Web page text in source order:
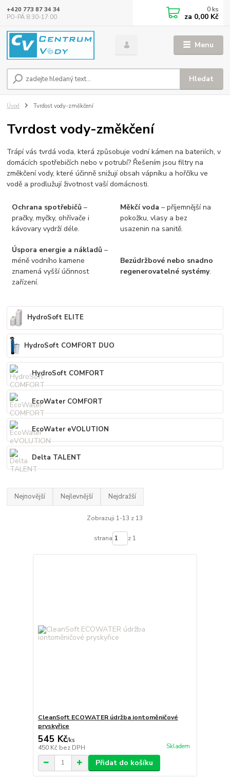
Menu
Hledat
+420 773 87 34 34
PO-PÁ 8:30-17:00
0 ks
za 0,00 Kč
Úvod Tvrdost vody-změkčení
Tvrdost vody-změkčení
Trápí vás tvrdá voda, která způsobuje vodní kámen na bateriích, v
domácích spotřebičích nebo v potrubí? Řešením jsou filtry na
změkčení vody, které účinně snižují obsah vápníku a hořčíku ve
vodě a prodlužují životnost vaší domácnosti.
Ochrana spotřebičů –
pračky, myčky, ohřívače i
kávovary vydrží déle.
Měkčí voda – příjemnější na
pokožku, vlasy a bez
usazenin na sanitě.
Úspora energie a nákladů –
méně vodního kamene
znamená vyšší účinnost
zařízení.
Bezúdržbové nebo snadno
regenerovatelné systémy.
HydroSoft ELITE
HydroSoft COMFORT DUO
HydroSoft COMFORT
EcoWater COMFORT
EcoWater eVOLUTION
Delta TALENT
Nejnovější Nejlevnější Nejdražší
Zobrazuji 1-13 z 13
strana z 1
CleanSoft ECOWATER údržba iontoměničové
pryskyřice
545 Kč/ks
450 Kč bez DPH Skladem
Přidat do košíku